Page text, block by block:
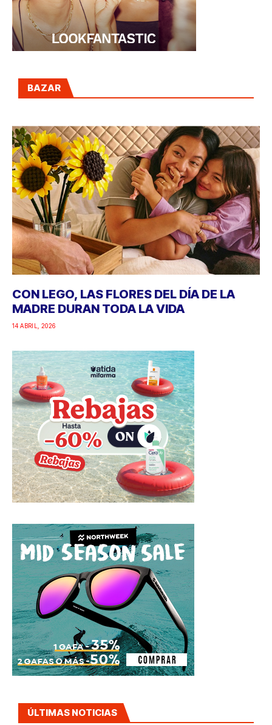
BAZAR
CON LEGO, LAS FLORES DEL DÍA DE LA
MADRE DURAN TODA LA VIDA
14 ABRIL, 2026
ÚLTIMAS NOTICIAS